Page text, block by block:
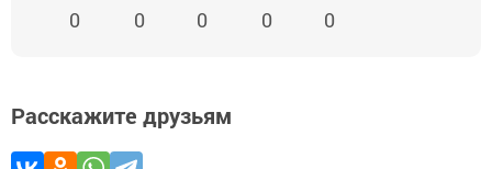
0 0 0 0 0
Расскажите друзьям